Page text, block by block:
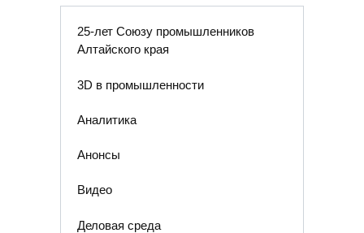
25-лет Союзу промышленников
Алтайского края
3D в промышленности
Аналитика
Анонсы
Видео
Деловая среда